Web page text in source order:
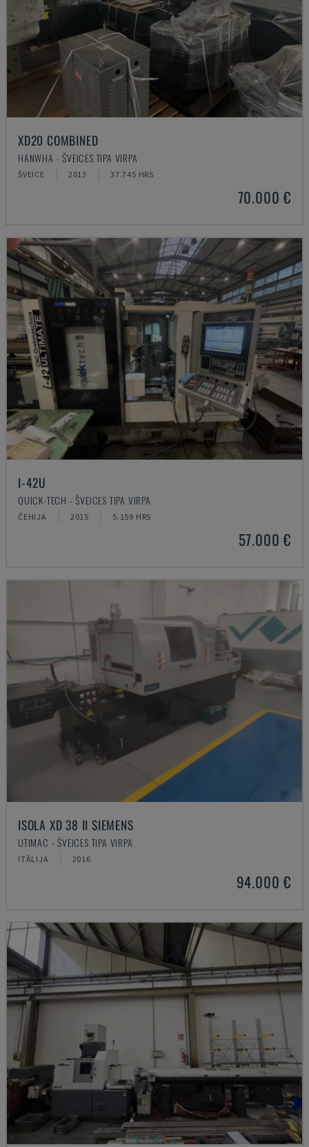
XD20 COMBINED
HANWHA - ŠVEICES TIPA VIRPA
ŠVEICE 2013 37.745 HRS
70.000 €
I-42U
QUICK-TECH - ŠVEICES TIPA VIRPA
ČEHIJA 2015 5.159 HRS
57.000 €
ISOLA XD 38 II SIEMENS
UTIMAC - ŠVEICES TIPA VIRPA
ITĀLIJA 2016
94.000 €